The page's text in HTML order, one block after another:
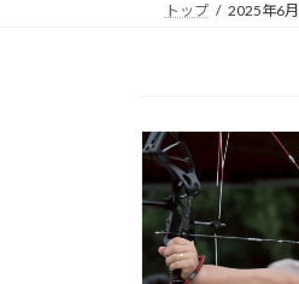
トップ 2025年6月